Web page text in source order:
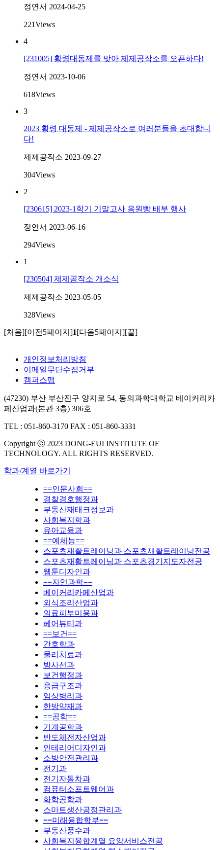
정연서 2024-04-25
221Views
4
[231005] 황령대동제를 맞아 제제공작소를 오픈하다!
정연서 2023-10-06
618Views
3
2023 황령 대동제 - 제제공작소로 여러분들을 초대합니
다!
제제공작소 2023-09-27
304Views
2
[230615] 2023-1학기 기말고사 응원빵 배부 행사
정연서 2023-06-16
294Views
1
[230504] 제제공작소 개소식
제제공작소 2023-05-05
328Views
[처음][이전5페이지]1[다음5페이지][끝]
개인정보처리방침
이메일무단수집거부
캠퍼스맵
(47230) 부산 부산진구 양지로 54, 동의과학대학교 베이커리카
페산업과(본관 3층) 306호
TEL : 051-860-3170 FAX : 051-860-3331
Copyright ⓒ 2023 DONG-EUI INSTITUTE OF
TECHNOLOGY. ALL RIGHTS RESERVED.
학과/계열 바로가기
==인문사회==
경찰경호행정과
부동산재태크정보과
사회복지학과
유아교육과
==예체능==
스포츠재활트레이닝과 스포츠재활트레이닝전공
스포츠재활트레이닝과 스포츠경기지도자전공
웹툰디자인과
==자연과학==
베이커리카페산업과
외식조리산업과
의료피부미용과
헤어뷰티과
==보건==
간호학과
물리치료과
방사선과
보건행정과
응급구조과
임상병리과
한방약재과
==공학==
기계공학과
반도체전자산업과
인테리어디자인과
소방안전관리과
전기과
전기자동차과
컴퓨터소프트웨어과
화학공학과
스마트생산공정관리과
==미래융합학부==
부동산풍수과
사회복지융합계열 요양서비스전공